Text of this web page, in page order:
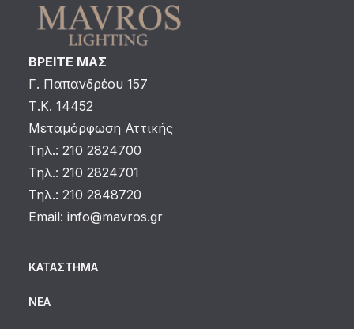
ΒΡΕΙΤΕ ΜΑΣ
Γ. Παπανδρέου 157
Τ.Κ. 14452
Μεταμόρφωση Αττικής
Τηλ.: 210 2824700
Τηλ.: 210 2824701
Τηλ.: 210 2848720
Email: info@mavros.gr
ΚΑΤΆΣΤΗΜΑ
ΝΈΑ